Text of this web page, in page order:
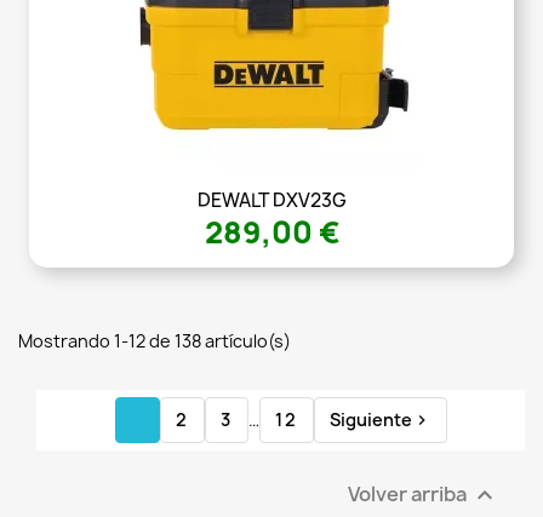
DEWALT DXV23G
289,00 €
Mostrando 1-12 de 138 artículo(s)
2 3 … 12 Siguiente 
Volver arriba 